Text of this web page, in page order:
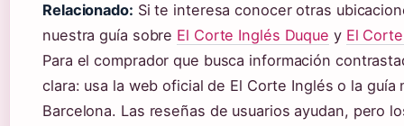
Relacionado: Si te interesa conocer otras
nuestra guía sobre El Corte Inglés Duque y El
Para el comprador que busca información
clara: usa la web oficial de El Corte Inglés o la guía
Barcelona. Las reseñas de usuarios ayudan, pero